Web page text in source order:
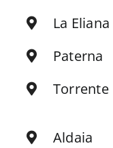
La Eliana
Paterna
Torrente
Aldaia